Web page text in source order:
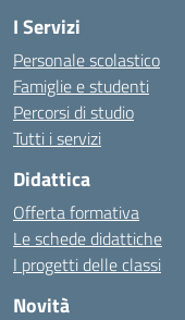
I Servizi
Personale scolastico
Famiglie e studenti
Percorsi di studio
Tutti i servizi
Didattica
Offerta formativa
Le schede didattiche
I progetti delle classi
Novità